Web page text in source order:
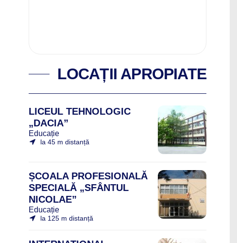
LOCAȚII APROPIATE
LICEUL TEHNOLOGIC
„DACIA”
Educație
la 45 m distanță
ȘCOALA PROFESIONALĂ
SPECIALĂ „SFÂNTUL
NICOLAE”
Educație
la 125 m distanță